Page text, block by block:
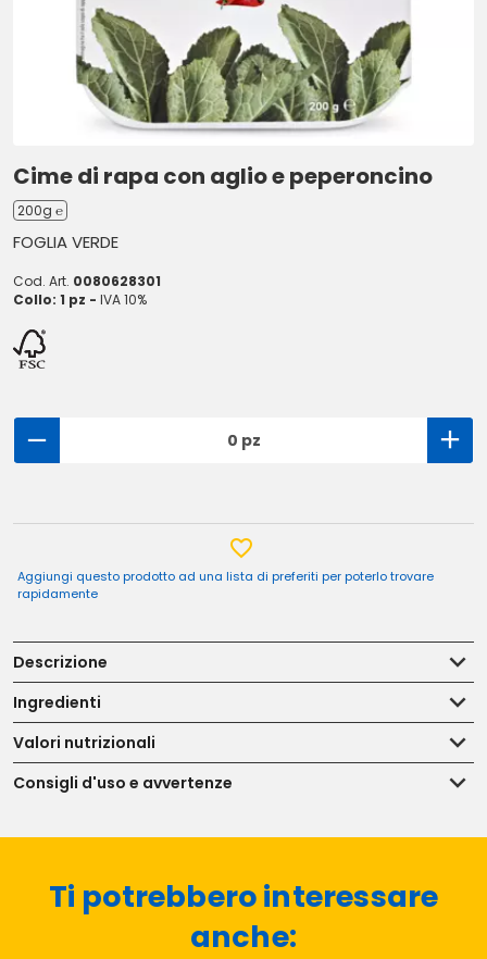
Cime di rapa con aglio e peperoncino
200g ℮
FOGLIA VERDE
Cod. Art. 0080628301
Collo: 1 pz - IVA 10%
0 pz
Aggiungi questo prodotto ad una lista di preferiti per poterlo trovare
rapidamente
Descrizione
Ingredienti
Valori nutrizionali
Consigli d'uso e avvertenze
Ti potrebbero interessare
anche: